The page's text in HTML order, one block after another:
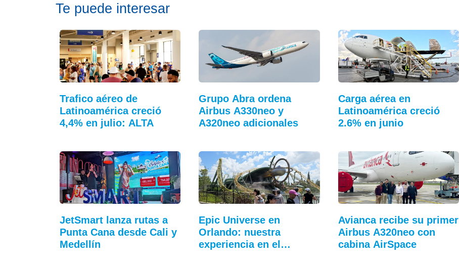
Te puede interesar
Trafico aéreo de
Latinoamérica creció
4,4% en julio: ALTA
Grupo Abra ordena
Airbus A330neo y
A320neo adicionales
Carga aérea en
Latinoamérica creció
2.6% en junio
JetSmart lanza rutas a
Punta Cana desde Cali y
Medellín
Epic Universe en
Orlando: nuestra
experiencia en el…
Avianca recibe su primer
Airbus A320neo con
cabina AirSpace